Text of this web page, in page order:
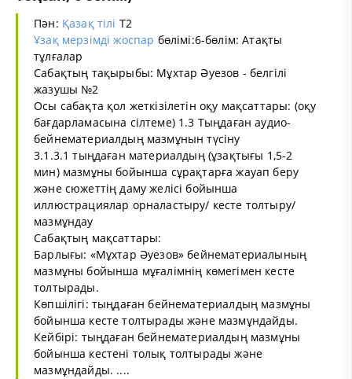
Пән: Қазақ тілі Т2
Ұзақ мерзімді жоспар бөлімі:6-бөлім: Атақты
тұлғалар
Сабақтың тақырыбы: Мұхтар Әуезов - белгілі
жазушы №2
Осы сабақта қол жеткізілетін оқу мақсаттары: (оқу
бағдарламасына сілтеме) 1.3 Тыңдаған аудио-
бейнематериалдың мазмұнын түсіну
3.1.3.1 тыңдаған материалдың (ұзақтығы 1,5-2
мин) мазмұны бойынша сұрақтарға жауап беру
және сюжеттің даму желісі бойынша
иллюстрациялар орналастыру/ кесте толтыру/
мазмұндау
Сабақтың мақсаттары:
Барлығы: «Мұхтар Әуезов» бейнематериалының
мазмұны бойынша мұғалімнің көмегімен кесте
толтырады.
Көпшілігі: тыңдаған бейнематериалдың мазмұны
бойынша кесте толтырады және мазмұндайды.
Кейбірі: тыңдаған бейнематериалдың мазмұны
бойынша кестені толық толтырады және
мазмұндайды. ....